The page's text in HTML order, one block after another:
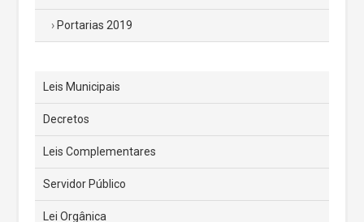
Portarias 2019
Leis Municipais
Decretos
Leis Complementares
Servidor Público
Lei Orgânica